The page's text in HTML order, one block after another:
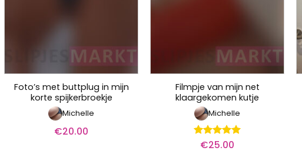
Foto’s met buttplug in mijn
korte spijkerbroekje
Michelle
€20.00
Filmpje van mijn net
klaargekomen kutje
Michelle
Waardering
€25.00